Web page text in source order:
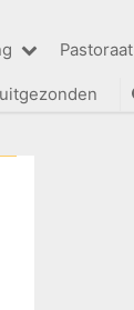
Pastoraat